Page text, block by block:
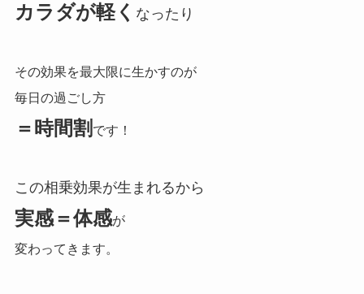
カラダが軽く なったり
その効果を最大限に生かすのが
毎日の過ごし方
＝時間割 です！
この相乗効果が生まれるから
実感＝体感が
変わってきます。